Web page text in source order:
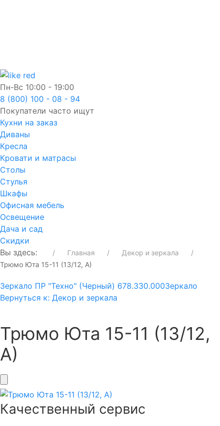
Пн-Вс 10:00 - 19:00
8 (800) 100 - 08 - 94
Покупатели часто ищут
Кухни на заказ
Диваны
Кресла
Кровати и матрасы
Столы
Стулья
Шкафы
Офисная мебель
Освещение
Дача и сад
Скидки
Вы здесь:
Главная
Декор и зеркала
Трюмо Юта 15-11 (13/12, А)
Зеркало ПР "Техно" (Черный) 678.330.000Зеркало
Вернуться к: Декор и зеркала
Трюмо Юта 15-11 (13/12,
А)
Качественный сервис